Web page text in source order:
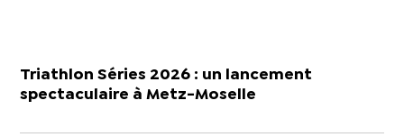
Triathlon Séries 2026 : un lancement
spectaculaire à Metz-Moselle